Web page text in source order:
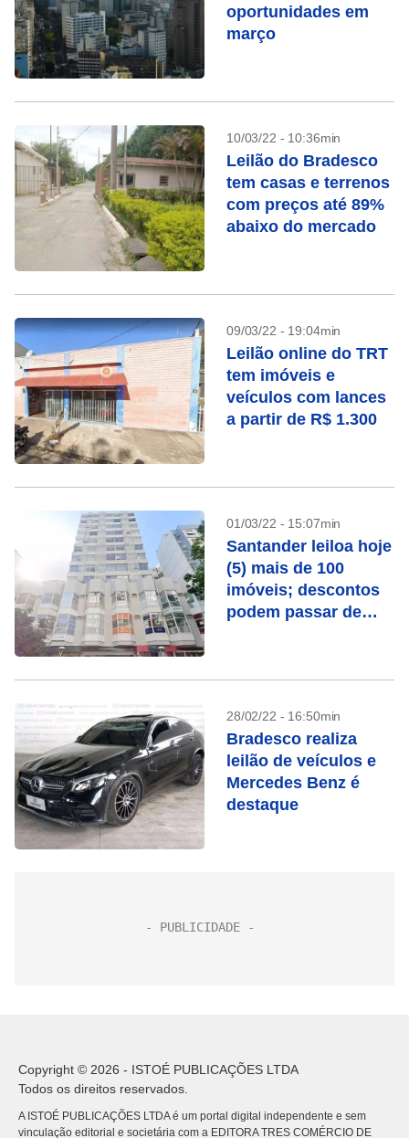
oportunidades em
março
10/03/22 - 10:36min
Leilão do Bradesco
tem casas e terrenos
com preços até 89%
abaixo do mercado
09/03/22 - 19:04min
Leilão online do TRT
tem imóveis e
veículos com lances
a partir de R$ 1.300
01/03/22 - 15:07min
Santander leiloa hoje
(5) mais de 100
imóveis; descontos
podem passar de
28/02/22 - 16:50min
Bradesco realiza
leilão de veículos e
Mercedes Benz é
destaque
Copyright © 2026 - ISTOÉ PUBLICAÇÕES LTDA
Todos os direitos reservados.
A ISTOÉ PUBLICAÇÕES LTDA é um portal digital independente e sem
vinculação editorial e societária com a EDITORA TRES COMÉRCIO DE